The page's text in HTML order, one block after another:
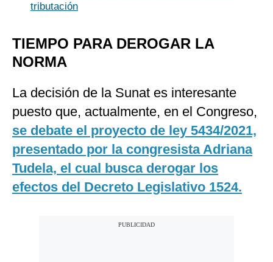
tributación
TIEMPO PARA DEROGAR LA
NORMA
La decisión de la Sunat es interesante
puesto que, actualmente, en el Congreso,
se debate el proyecto de ley 5434/2021,
presentado por la congresista Adriana
Tudela, el cual busca derogar los
efectos del Decreto Legislativo 1524.